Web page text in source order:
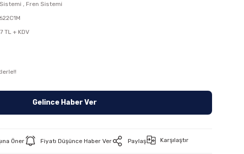
, Fren Sistemi
TL + KDV
Gelince Haber Ver
Öner Fiyatı Düşünce Haber Ver Paylaş Karşılaştır